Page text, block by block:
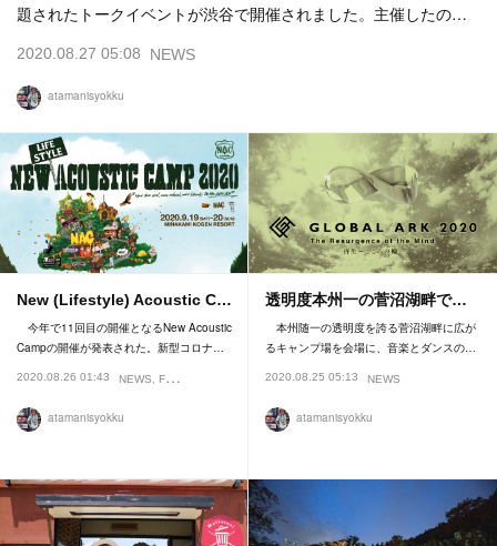
題されたトークイベントが渋谷で開催されました。主催したの…
2020.08.27 05:08 NEWS
atamanisyokku
New (Lifestyle) Acoustic C…
今年で11回目の開催となるNew Acoustic
Campの開催が発表された。新型コロナ…
2020.08.26 01:43 NEWS FESTIVAL
atamanisyokku
透明度本州一の菅沼湖畔で…
本州随一の透明度を誇る菅沼湖畔に広が
るキャンプ場を会場に、音楽とダンスの…
2020.08.25 05:13 NEWS
atamanisyokku